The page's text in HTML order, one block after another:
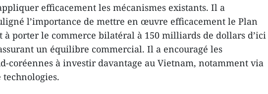
efficacement les mécanismes existants. Il a
l’importance de mettre en œuvre efficacement le Plan
à porter le commerce bilatéral à 150 milliards de dollars d’ici
un équilibre commercial. Il a encouragé les
coréennes à investir davantage au Vietnam, notamment via